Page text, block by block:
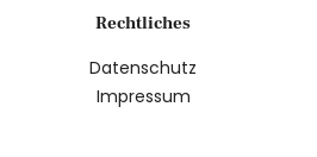
Rechtliches
Datenschutz
Impressum